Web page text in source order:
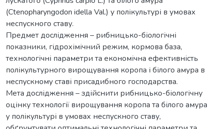
(Ctenopharyngodon idella Val.) у полікультурі в умовах
неспускного ставу.
Предмет дослідження – рибницько-біологічні
показники, гідрохімічний режим, кормова база,
технологічні параметри та економічна ефективність
полікультурного вирощування коропа і білого амура в
неспускному ставі присадибного господарства.
Мета дослідження – здійснити рибницько-біологічну
оцінку технології вирощування коропа та білого амура
у полікультурі в умовах неспускного ставу,